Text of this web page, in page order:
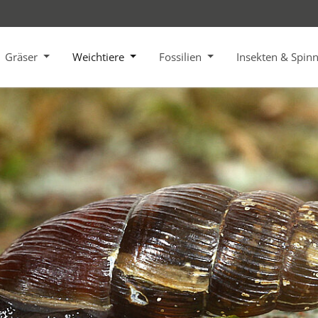
Gräser Weichtiere Fossilien Insekten &